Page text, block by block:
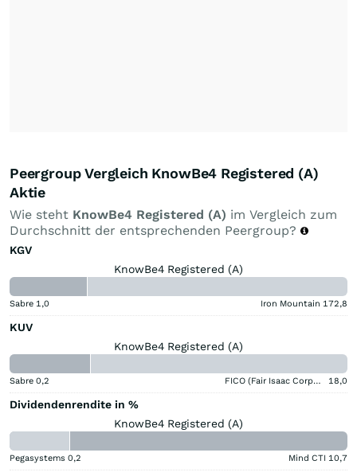
Peergroup Vergleich KnowBe4 Registered (A)
Aktie
Wie steht KnowBe4 Registered (A) im Vergleich zum
Durchschnitt der entsprechenden Peergroup?
KGV
KnowBe4 Registered (A)
Sabre 1,0 Iron Mountain 172,8
KUV
KnowBe4 Registered (A)
Sabre 0,2 FICO (Fair Isaac Corporation) 18,0
Dividendenrendite in %
KnowBe4 Registered (A)
Pegasystems 0,2 Mind CTI 10,7